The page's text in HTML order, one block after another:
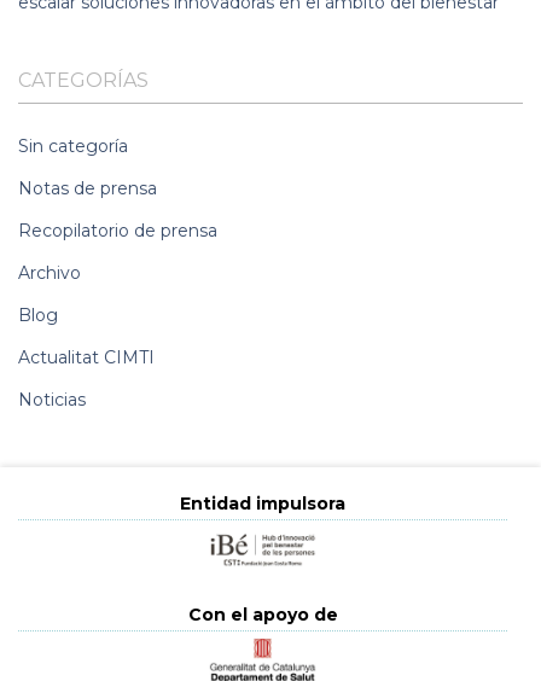
CATEGORÍAS
Sin categoría
Notas de prensa
Recopilatorio de prensa
Archivo
Blog
Actualitat CIMTI
Noticias
Entidad impulsora
Con el apoyo de